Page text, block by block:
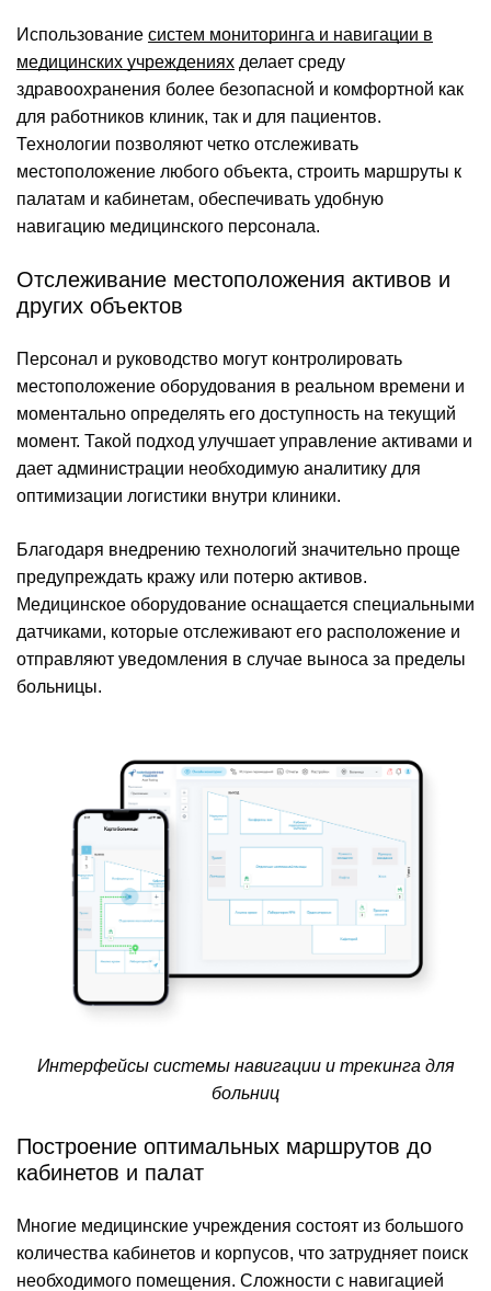
Использование систем мониторинга и навигации в
медицинских учреждениях делает среду
здравоохранения более безопасной и комфортной как
для работников клиник, так и для пациентов.
Технологии позволяют четко отслеживать
местоположение любого объекта, строить маршруты к
палатам и кабинетам, обеспечивать удобную
навигацию медицинского персонала.
Отслеживание местоположения активов и
других объектов
Персонал и руководство могут контролировать
местоположение оборудования в реальном времени и
моментально определять его доступность на текущий
момент. Такой подход улучшает управление активами и
дает администрации необходимую аналитику для
оптимизации логистики внутри клиники.
Благодаря внедрению технологий значительно проще
предупреждать кражу или потерю активов.
Медицинское оборудование оснащается специальными
датчиками, которые отслеживают его расположение и
отправляют уведомления в случае выноса за пределы
больницы.
Интерфейсы системы навигации и трекинга для
больниц
Построение оптимальных маршрутов до
кабинетов и палат
Многие медицинские учреждения состоят из большого
количества кабинетов и корпусов, что затрудняет поиск
необходимого помещения. Сложности с навигацией